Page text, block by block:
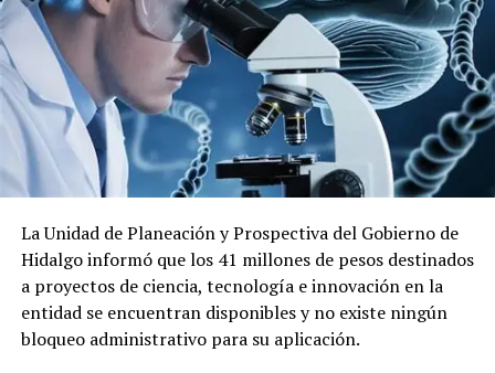
La Unidad de Planeación y Prospectiva del Gobierno de
Hidalgo informó que los 41 millones de pesos destinados
a proyectos de ciencia, tecnología e innovación en la
entidad se encuentran disponibles y no existe ningún
bloqueo administrativo para su aplicación.